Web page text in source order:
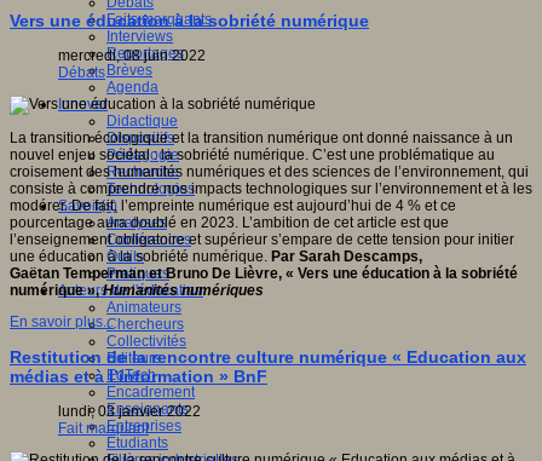
Faits marquants
Interviews
Reportages
Brèves
Agenda
Innover
Didactique
Dispositifs
Pédagogie
Recherche
Technologies
Savoir(s)
Analyses
Conférences
Outils
Pratiques
Acteurs de l'éducation
Animateurs
Chercheurs
Collectivités
Editeurs
EdTech
Encadrement
Enseignants
Entreprises
Etudiants
Vers une éducation à la sobriété numérique
mercredi, 08 juin 2022
Débats
La transition écologique et la transition numérique ont donné naissance à un
nouvel enjeu sociétal : la sobriété numérique. C’est une problématique au
croisement des humanités numériques et des sciences de l’environnement, qui
consiste à comprendre nos impacts technologiques sur l’environnement et à les
modérer. De fait, l’empreinte numérique est aujourd’hui de 4 % et ce
pourcentage aura doublé en 2023. L’ambition de cet article est que
l’enseignement obligatoire et supérieur s’empare de cette tension pour initier
une éducation à la sobriété numérique. Par Sarah Descamps,
Gaëtan Temperman et Bruno De Lièvre, « Vers une éducation à la sobriété
numérique »,Humanités numériques
En savoir plus...
Restitution de la rencontre culture numérique « Education aux
médias et à l’information » BnF
lundi, 03 janvier 2022
Fait marquant